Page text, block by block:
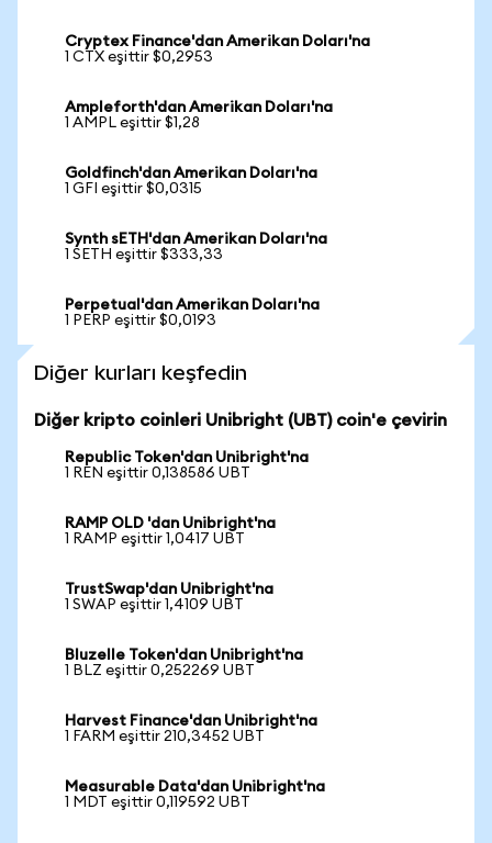
Cryptex Finance'dan Amerikan Doları'na
1 CTX eşittir $0,2953
Ampleforth'dan Amerikan Doları'na
1 AMPL eşittir $1,28
Goldfinch'dan Amerikan Doları'na
1 GFI eşittir $0,0315
Synth sETH'dan Amerikan Doları'na
1 SETH eşittir $333,33
Perpetual'dan Amerikan Doları'na
1 PERP eşittir $0,0193
Diğer kurları keşfedin
Diğer kripto coinleri Unibright (UBT) coin'e çevirin
Republic Token'dan Unibright'na
1 REN eşittir 0,138586 UBT
RAMP OLD 'dan Unibright'na
1 RAMP eşittir 1,0417 UBT
TrustSwap'dan Unibright'na
1 SWAP eşittir 1,4109 UBT
Bluzelle Token'dan Unibright'na
1 BLZ eşittir 0,252269 UBT
Harvest Finance'dan Unibright'na
1 FARM eşittir 210,3452 UBT
Measurable Data'dan Unibright'na
1 MDT eşittir 0,119592 UBT